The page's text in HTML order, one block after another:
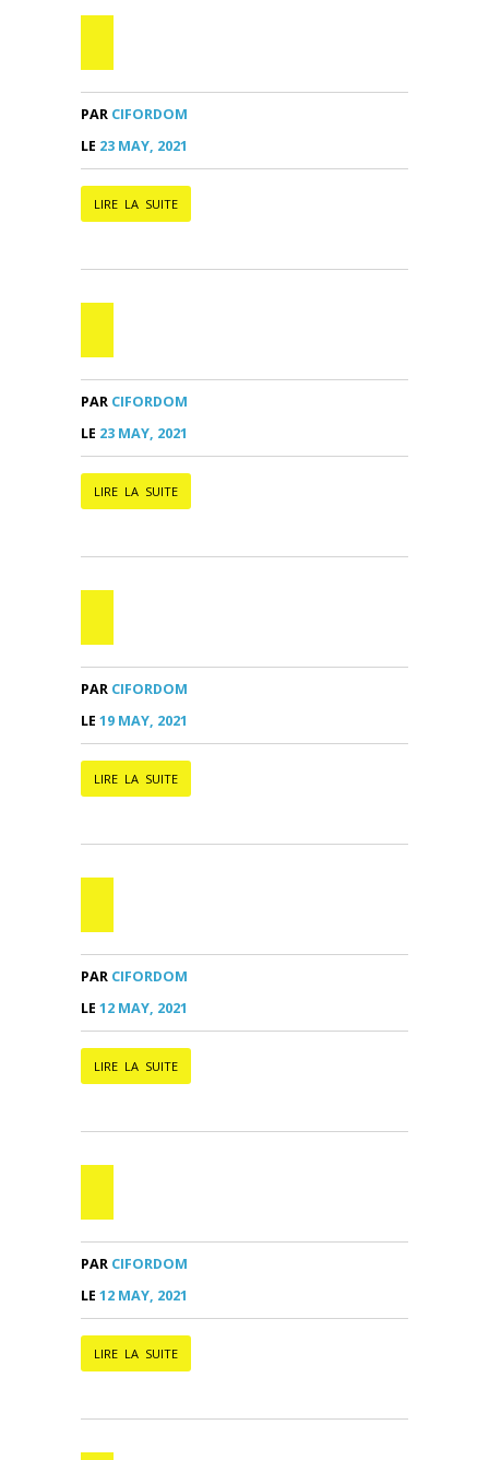
PAR CIFORDOM
LE 23 MAY, 2021
LIRE LA SUITE
PAR CIFORDOM
LE 23 MAY, 2021
LIRE LA SUITE
PAR CIFORDOM
LE 19 MAY, 2021
LIRE LA SUITE
PAR CIFORDOM
LE 12 MAY, 2021
LIRE LA SUITE
PAR CIFORDOM
LE 12 MAY, 2021
LIRE LA SUITE